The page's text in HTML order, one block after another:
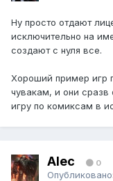
Ну просто отдают
исключительно на
создают с нуля все.
Хороший пример игр
чувакам, и они сразв
игру по комиксам в
Alec 0
Опубликовано: